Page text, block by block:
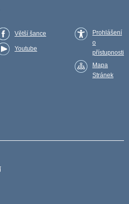
Větší šance
Youtube
Prohlášení
o
přístupnosti
Mapa
Stránek